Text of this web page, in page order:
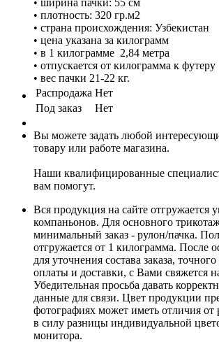
• плотность: 320 гр.м2
• страна происхождения: Узбекистан
• цена указана за килограмм
• в 1 килограмме 2,84 метра
• отпускается от килограмма к футеру
• вес пачки 21-22 кг.
Распродажа Нет
Под заказ
Нет
Вы можете задать любой
товару или работе магазина.
Наши квалифицированные
вам помогут.
Вся продукция на сайте отгружается
компаньонов. Для основного
минимальный заказ - рулон/пачка.
отгружается от 1 килограмма. После
для уточнения состава заказа, точного
оплаты и доставки, с Вами свяжется
Убедительная просьба давать
данные для связи. Цвет продукции
фотографиях может иметь отличия от
в силу разницы индивидуальной
монитора.